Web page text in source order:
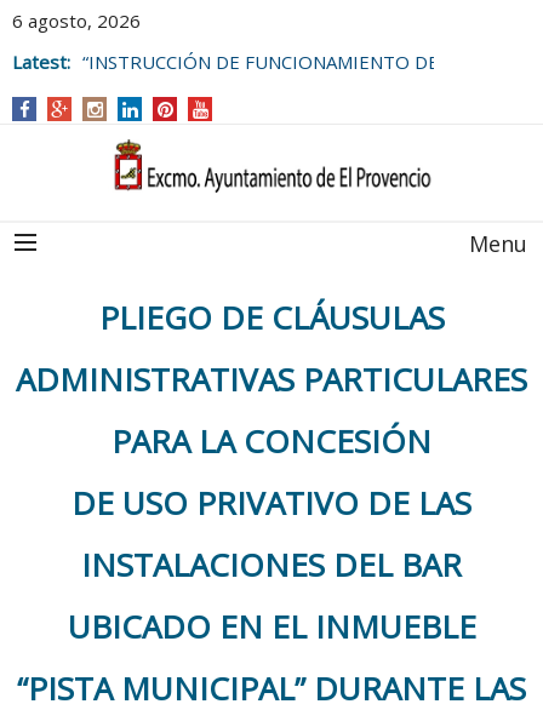
6 agosto, 2026
Latest: “INSTRUCCIÓN DE FUNCIONAMIENTO DE
AYUNTAMIENTO DE EL PROVENCIO
Menu
PLIEGO DE CLÁUSULAS
ADMINISTRATIVAS PARTICULARES
PARA LA CONCESIÓN
DE USO PRIVATIVO DE LAS
INSTALACIONES DEL BAR
UBICADO EN EL INMUEBLE
“PISTA MUNICIPAL” DURANTE LAS